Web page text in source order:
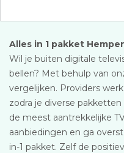
Alles in 1 pakket
Wil je buiten digitale
bellen? Met behulp van
vergelijken. Providers
zodra je diverse
de meest aantrekkelijke
aanbiedingen en ga
in-1 pakket. Zelf de